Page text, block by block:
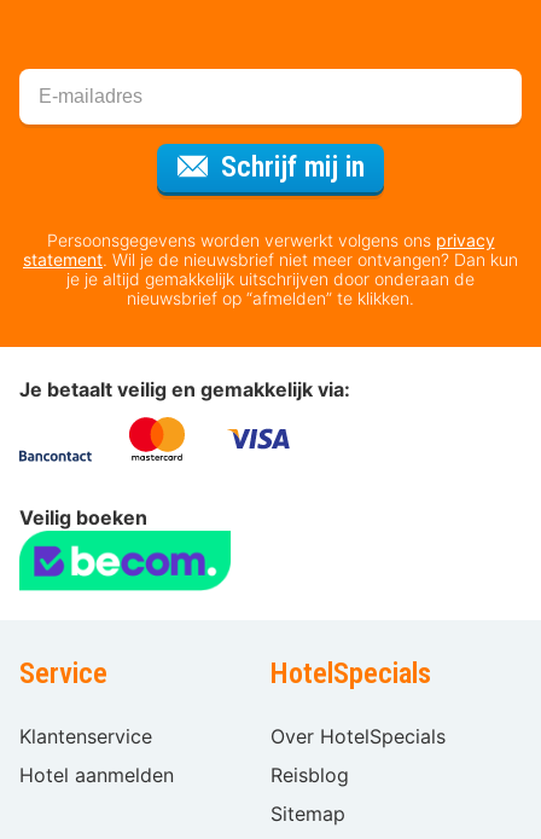
Schrijf mij in
Persoonsgegevens worden verwerkt volgens ons privacy
statement. Wil je de nieuwsbrief niet meer ontvangen? Dan kun
je je altijd gemakkelijk uitschrijven door onderaan de
nieuwsbrief op “afmelden” te klikken.
Je betaalt veilig en gemakkelijk via:
Veilig boeken
Service
Klantenservice
Hotel aanmelden
HotelSpecials
Over HotelSpecials
Reisblog
Sitemap